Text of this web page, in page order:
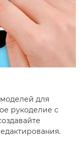
для
рукоделие с